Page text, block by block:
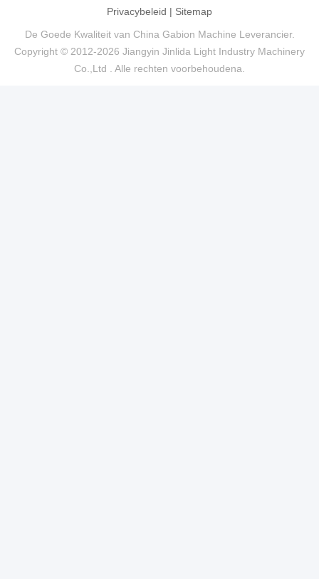
Privacybeleid | Sitemap
De Goede Kwaliteit van China Gabion Machine Leverancier.
Copyright © 2012-2026 Jiangyin Jinlida Light Industry Machinery
Co.,Ltd . Alle rechten voorbehoudena.